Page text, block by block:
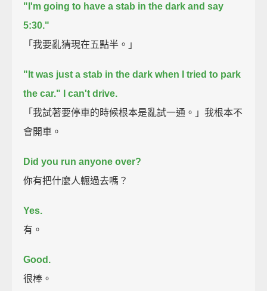
"I'm going to have a stab in the dark and say
5:30."
「我要亂猜現在五點半。」
"It was just a stab in the dark when I tried to park
the car."
I can't drive.
「我試著要停車的時候根本是亂試一通。」我根本不
會開車。
Did you run anyone over?
你有把什麼人輾過去嗎？
Yes.
有。
Good.
很棒。